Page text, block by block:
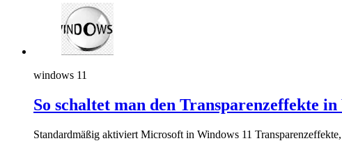
windows 11
So schaltet man den Transparenzeffekte in
Standardmäßig aktiviert Microsoft in Windows 11